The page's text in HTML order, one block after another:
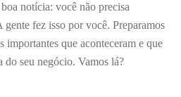
NOTÍCIAS
VALEM
notícia: você não precisa
fez isso por você. Preparamos
importantes que aconteceram e que
do seu negócio. Vamos lá?